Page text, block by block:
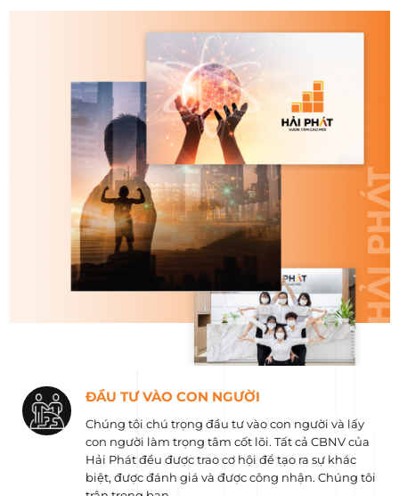
ĐẦU TƯ VÀO CON NGƯỜI
Chúng tôi chú trọng đầu tư vào con người và lấy
con người làm trọng tâm cốt lõi. Tất cả CBNV của
Hải Phát đều được trao cơ hội để tạo ra sự khác
biệt, được đánh giá và được công nhận. Chúng tôi